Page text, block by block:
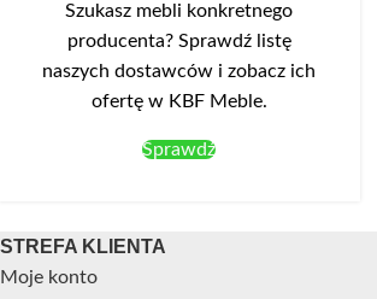
Szukasz mebli konkretnego
producenta? Sprawdź listę
naszych dostawców i zobacz ich
ofertę w KBF Meble.
Sprawdź
STREFA KLIENTA
Moje konto